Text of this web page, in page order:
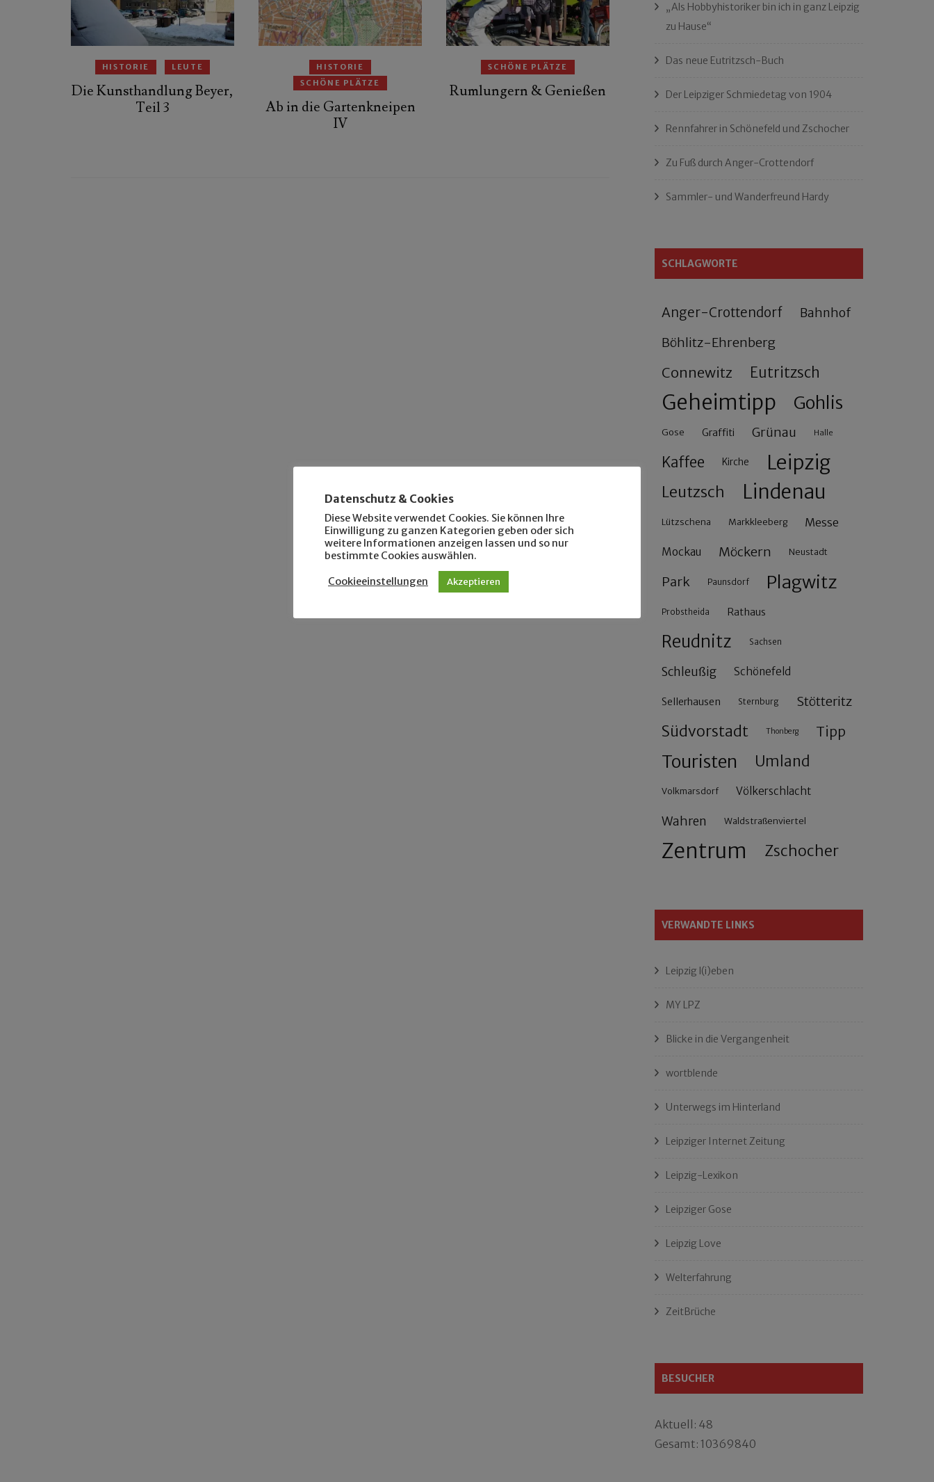
HISTORIE LEUTE
Die Kunsthandlung Beyer,
Teil 3
HISTORIE
SCHÖNE PLÄTZE
Ab in die Gartenkneipen
IV
SCHÖNE PLÄTZE
Rumlungern & Genießen
„Als Hobbyhistoriker bin ich in ganz Leipzig
zu Hause“
Das neue Eutritzsch-Buch
Der Leipziger Schmiedetag von 1904
Rennfahrer in Schönefeld und Zschocher
Zu Fuß durch Anger-Crottendorf
Sammler- und Wanderfreund Hardy
SCHLAGWORTE
Anger-Crottendorf Bahnhof
Böhlitz-Ehrenberg
Connewitz Eutritzsch
Geheimtipp Gohlis
Gose Graffiti Grünau Halle
Kaffee Kirche Leipzig
Leutzsch Lindenau
Lützschena Markkleeberg Messe
Mockau Möckern Neustadt
Park Paunsdorf Plagwitz
Probstheida Rathaus
Reudnitz Sachsen
Schleußig Schönefeld
Sellerhausen Sternburg Stötteritz
Südvorstadt Thonberg Tipp
Touristen Umland
Volkmarsdorf Völkerschlacht
Wahren Waldstraßenviertel
Zentrum Zschocher
VERWANDTE LINKS
Leipzig l(i)eben
MY LPZ
Blicke in die Vergangenheit
wortblende
Unterwegs im Hinterland
Leipziger Internet Zeitung
Leipzig-Lexikon
Leipziger Gose
Leipzig Love
Welterfahrung
ZeitBrüche
BESUCHER
Aktuell: 48
Gesamt: 10369840
Datenschutz & Cookies
Diese Website verwendet Cookies. Sie können Ihre
Einwilligung zu ganzen Kategorien geben oder sich
weitere Informationen anzeigen lassen und so nur
bestimmte Cookies auswählen.
Cookieeinstellungen Akzeptieren